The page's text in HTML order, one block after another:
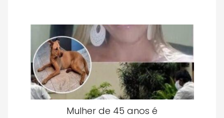
Mulher de 45 anos é